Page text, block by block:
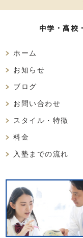
中学・高校
ホーム
お知らせ
ブログ
お問い合わせ
スタイル・特徴
料金
入塾までの流れ